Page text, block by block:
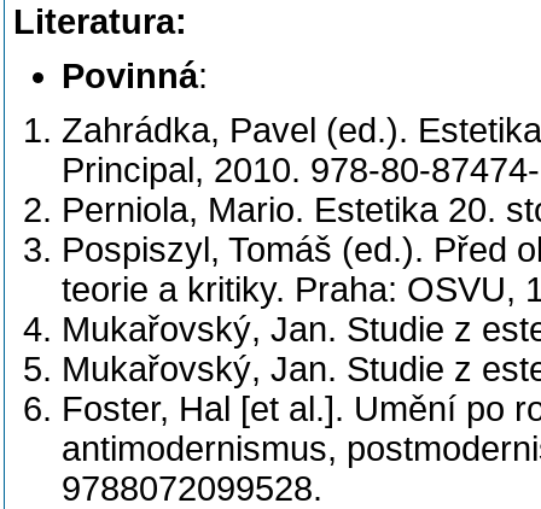
Literatura:
Povinná:
Zahrádka, Pavel (ed.).
Principal, 2010. 978-80-
Perniola, Mario. Estetika 20.
Pospiszyl, Tomáš (ed.). Před
teorie a kritiky. Praha: OSVU,
Mukařovský, Jan. Studie z
Mukařovský, Jan. Studie z
Foster, Hal [et al.]. Umění po
antimodernismus,
9788072099528.